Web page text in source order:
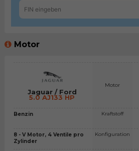
Motor
Jaguar / Ford
5.0 AJ133 HP
Benzin
8 - V Motor, 4 Ventile pro
Zylinder
Motor
Kraftstoff
Konfiguration